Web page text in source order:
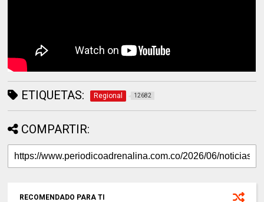
ETIQUETAS: Regional 12682
COMPARTIR:
RECOMENDADO PARA TI